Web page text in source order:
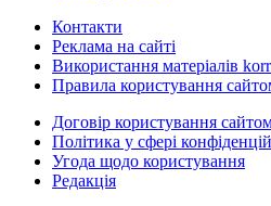
Контакти
Реклама на сайті
Використання матеріалів
Правила користування
Договір користування
Політика у сфері
Угода щодо користування
Редакція